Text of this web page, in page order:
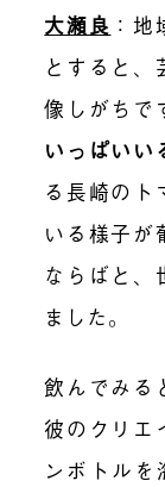
大瀬良 ：地
とすると、
像しがちで
いっぱいい
る長崎のト
いる様子が
ならばと、
ました。
飲んでみる
彼のクリエ
ンボトル